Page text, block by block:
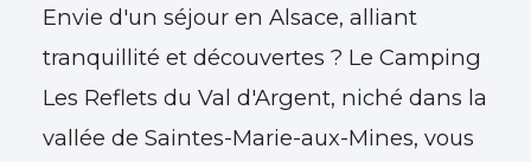
Envie d'un séjour en Alsace, alliant
tranquillité et découvertes ? Le Camping
Les Reflets du Val d'Argent, niché dans la
vallée de Saintes-Marie-aux-Mines, vous